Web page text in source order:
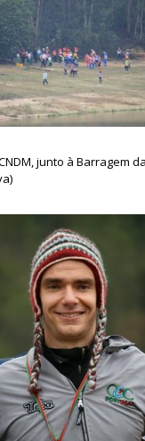
junto à Barragem